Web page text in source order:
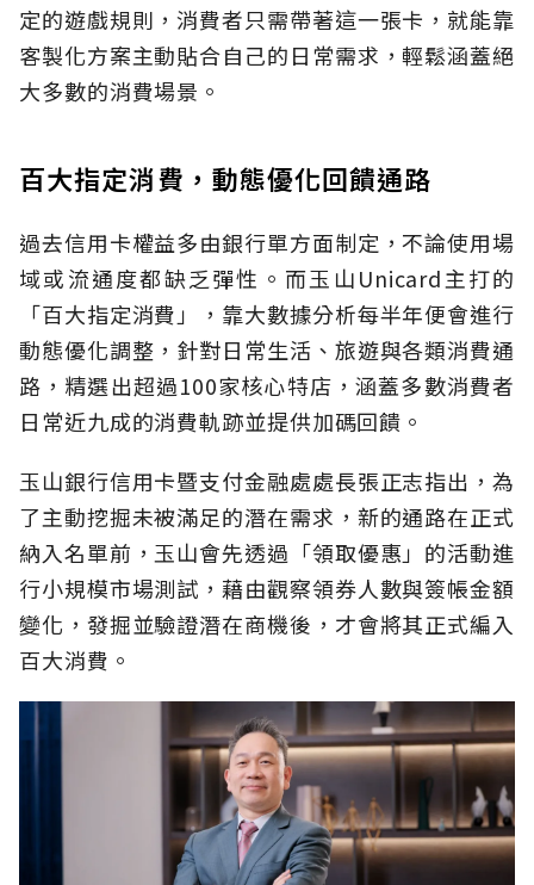
定的遊戲規則，消費者只需帶著這一張卡，就能靠
客製化方案主動貼合自己的日常需求，輕鬆涵蓋絕
大多數的消費場景。
百大指定消費，動態優化回饋通路
過去信用卡權益多由銀行單方面制定，不論使用場
域或流通度都缺乏彈性。而玉山Unicard主打的
「百大指定消費」，靠大數據分析每半年便會進行
動態優化調整，針對日常生活、旅遊與各類消費通
路，精選出超過100家核心特店，涵蓋多數消費者
日常近九成的消費軌跡並提供加碼回饋。
玉山銀行信用卡暨支付金融處處長張正志指出，為
了主動挖掘未被滿足的潛在需求，新的通路在正式
納入名單前，玉山會先透過「領取優惠」的活動進
行小規模市場測試，藉由觀察領券人數與簽帳金額
變化，發掘並驗證潛在商機後，才會將其正式編入
百大消費。